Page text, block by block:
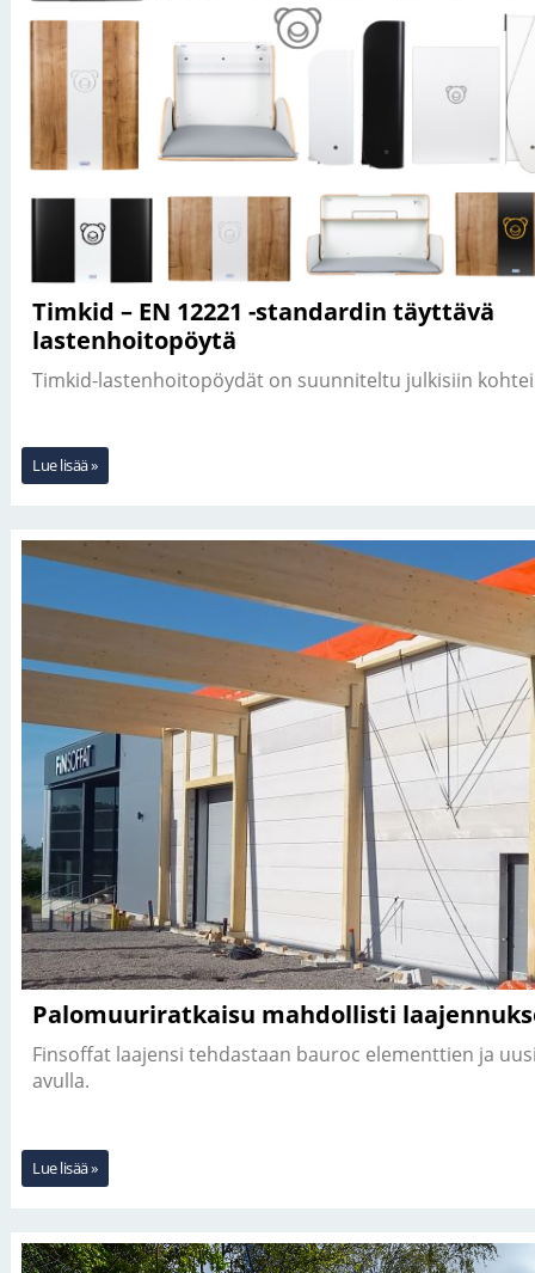
Timkid – EN 12221 -standardin täyttävä
lastenhoitopöytä
Timkid-lastenhoitopöydät on suunniteltu julkisiin
Lue lisää »
Palomuuriratkaisu mahdollisti
Finsoffat laajensi tehdastaan bauroc elementtien ja
avulla.
Lue lisää »